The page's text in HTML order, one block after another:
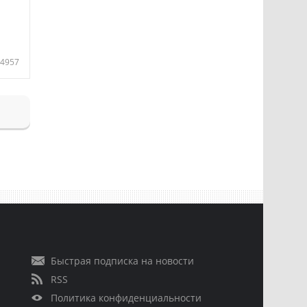
4957
Быстрая подписка на новости
RSS
Политика конфиденциальности